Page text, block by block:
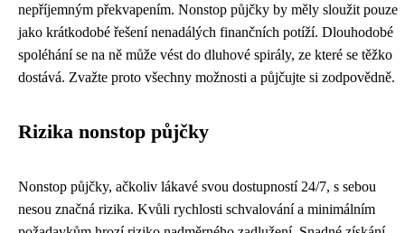
nepříjemným překvapením. Nonstop půjčky by měly sloužit pouze
jako krátkodobé řešení nenadálých finančních potíží. Dlouhodobé
spoléhání se na ně může vést do dluhové spirály, ze které se těžko
dostává. Zvažte proto všechny možnosti a půjčujte si zodpovědně.
Rizika nonstop půjčky
Nonstop půjčky, ačkoliv lákavé svou dostupností 24/7, s sebou
nesou značná rizika. Kvůli rychlosti schvalování a minimálním